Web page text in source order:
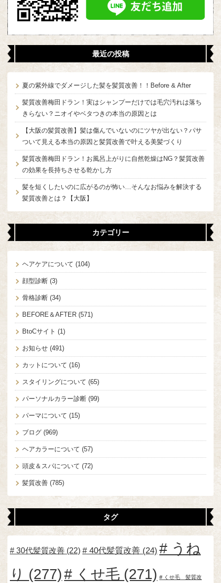
最近の投稿
夏の紫外線でダメージした髪を髪質改善！！Before & After
髪質改善梅田ドラン！実はシャンプーだけでは毛穴汚れは落ち
きらない？ニオイやベタつきの本当の原因とは
【大阪の髪質改善】髪は傷んでいないのにツヤが出ない？パサ
ついて見える本当の原因と髪質改善で叶える美髪づくり
髪質改善梅田ドラン！お風呂上がりに自然乾燥はNG？髪質改善
の効果を長持ちさせる乾かし方
髪を短くしたいのに広がるのが怖い…そんなお悩みを解決する
髪質改善とは？【大阪】
カテゴリー
ヘアケアについて (104)
顔型診断 (3)
骨格診断 (34)
BEFORE＆AFTER (571)
BtoCサイト (1)
お知らせ (491)
カットについて (16)
スタイリングについて (65)
パーソナルカラー診断 (99)
パーマについて (15)
ブログ (969)
ヘアカラーについて (57)
頭皮＆スパについて (72)
髪質改善 (785)
タグ
30代髪質改善 (22) 40代髪質改善 (24)
うね
り (277) くせ毛 (271) くせ毛 髪質改